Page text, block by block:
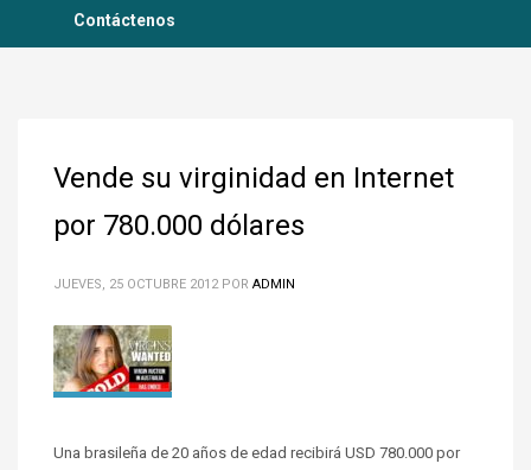
Contáctenos
Vende su virginidad en Internet
por 780.000 dólares
JUEVES, 25 OCTUBRE 2012 POR ADMIN
Una brasileña de 20 años de edad recibirá USD 780.000 por